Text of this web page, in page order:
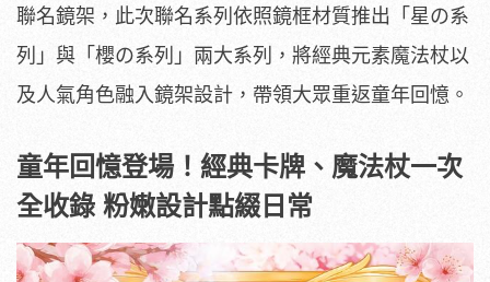
聯名鏡架，此次聯名系列依照鏡框材質推出「星の系
列」與「櫻の系列」兩大系列，將經典元素魔法杖以
及人氣角色融入鏡架設計，帶領大眾重返童年回憶。
童年回憶登場！經典卡牌、魔法杖一次
全收錄 粉嫩設計點綴日常